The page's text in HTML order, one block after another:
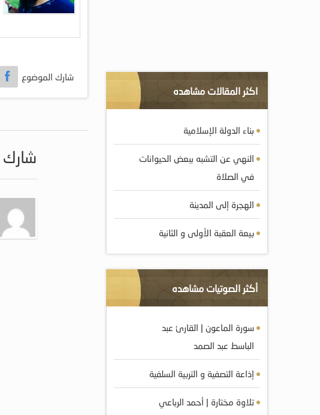
شارك الموضوع
شارك
اكثر المقالات مشاهده
بناء الدولة الإسلامية
النهي عن التشبه ببعض الحيوانات
في الصلاة
الهجرة إلى المدينة
بيعة العقبة الأولى و الثانية
أكثر الصوتيات مشاهده
سورة الماعون | القارئ عبد
الباسط عبد الصمد
إذاعة التصفية و التربية السلفية
تلاوة مختارة | أحمد الرباعي